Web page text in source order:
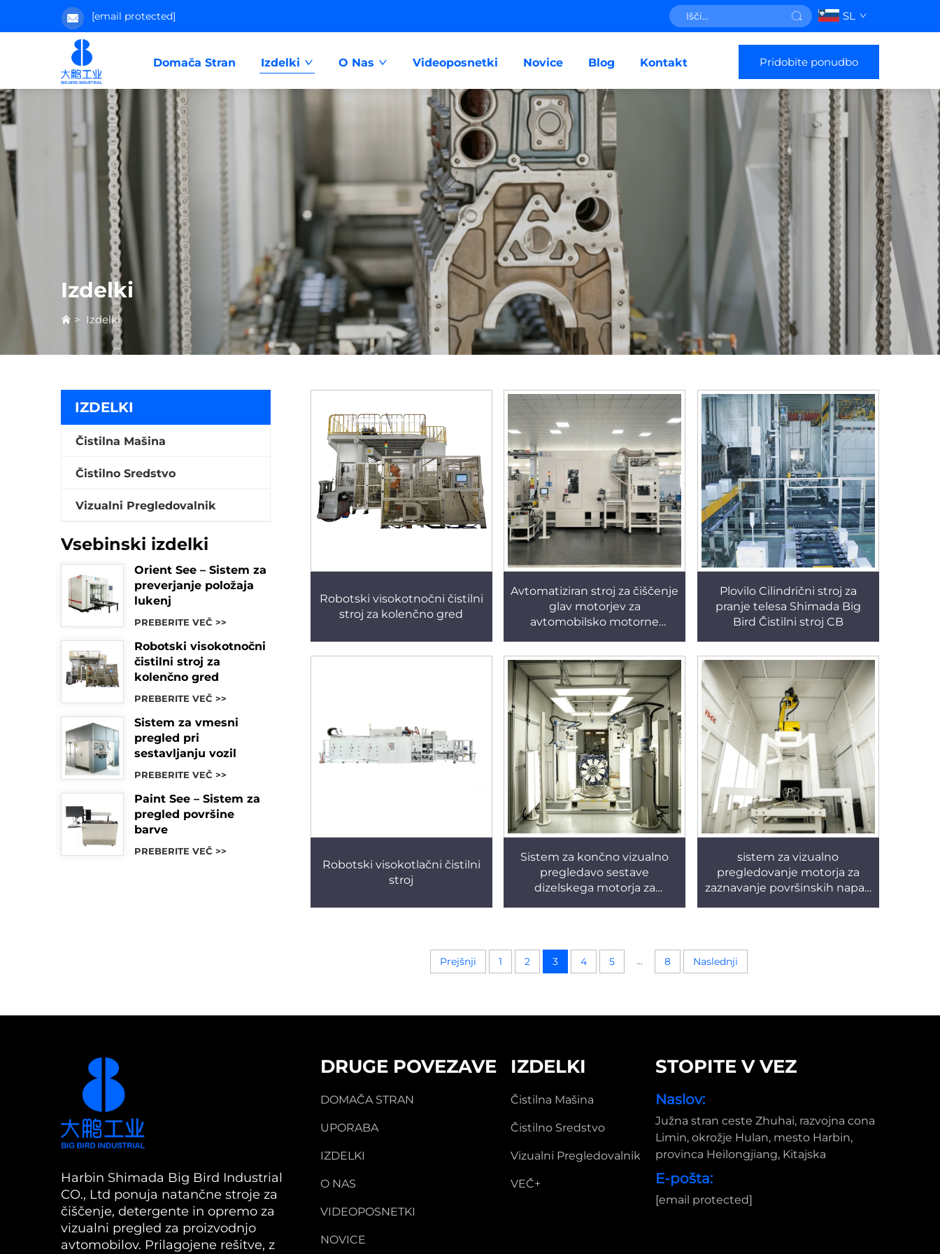
[email protected] SL
Domača Stran Izdelki O Nas Videoposnetki Novice Blog Kontakt Pridobite ponudbo
Izdelki
> Izdelki
IZDELKI
Čistilna Mašina
Čistilno Sredstvo
Vizualni Pregledovalnik
Vsebinski izdelki
Orient See – Sistem za
preverjanje položaja
lukenj
PREBERITE VEČ >>
Robotski visokotnočni
čistilni stroj za
kolenčno gred
PREBERITE VEČ >>
Sistem za vmesni
pregled pri
sestavljanju vozil
PREBERITE VEČ >>
Paint See – Sistem za
pregled površine
barve
PREBERITE VEČ >>
Robotski visokotnočni čistilni
stroj za kolenčno gred
Avtomatiziran stroj za čiščenje
glav motorjev za
avtomobilsko motorne
sistem za čiščenje delov
Plovilo Cilindrični stroj za
pranje telesa Shimada Big
Bird Čistilni stroj CB
Robotski visokotlačni čistilni
stroj
Sistem za končno vizualno
pregledavo sestave
dizelskega motorja za
sistem za vizualno
pregledovanje motorja za
zaznavanje površinskih napak
Prejšnji 1 2 3 4 5 ... 8 Naslednji
Harbin Shimada Big Bird Industrial
CO., Ltd ponuja natančne stroje za
čiščenje, detergente in opremo za
vizualni pregled za proizvodnjo
avtomobilov. Prilagojene rešitve, z
DRUGE POVEZAVE
DOMAČA STRAN
UPORABA
IZDELKI
O NAS
VIDEOPOSNETKI
NOVICE
IZDELKI
Čistilna Mašina
Čistilno Sredstvo
Vizualni Pregledovalnik
VEČ+
STOPITE V VEZ
Naslov:
Južna stran ceste Zhuhai, razvojna cona
Limin, okrožje Hulan, mesto Harbin,
provinca Heilongjiang, Kitajska
E-pošta:
[email protected]